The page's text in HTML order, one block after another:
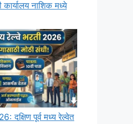
कार्यालय नाशिक मध्ये
दक्षिण पूर्व मध्य रेल्वेत